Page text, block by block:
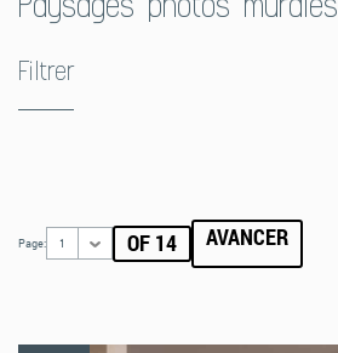
Filtrer
Page: 1 OF 14 AVANCER